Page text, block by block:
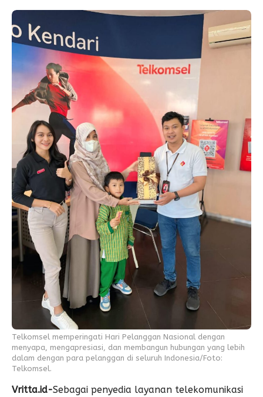
Telkomsel memperingati Hari Pelanggan Nasional dengan
menyapa, mengapresiasi, dan membangun hubungan yang lebih
dalam dengan para pelanggan di seluruh Indonesia/Foto:
Telkomsel.
Vritta.id-Sebagai penyedia layanan telekomunikasi